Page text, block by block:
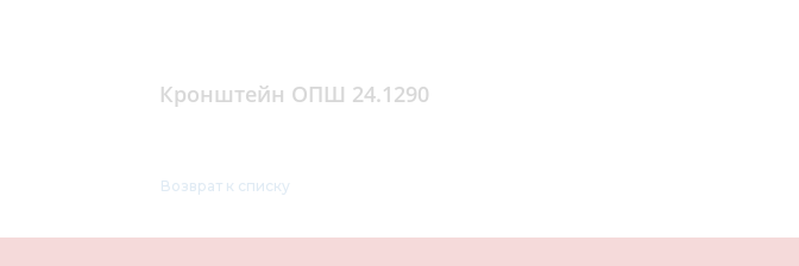
Кронштейн ОПШ 24.1290
Возврат к списку